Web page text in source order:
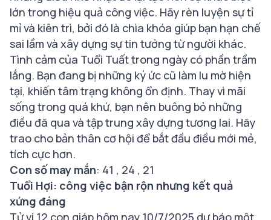
lớn trong hiệu quả công việc. Hãy rèn luyện sự tỉ
mỉ và kiên trì, bởi đó là chìa khóa giúp bạn hạn chế
sai lầm và xây dựng sự tin tưởng từ người khác.
Tình cảm của Tuổi Tuất trong ngày có phần trầm
lắng. Bạn đang bị những ký ức cũ làm lu mờ hiện
tại, khiến tâm trạng không ổn định. Thay vì mãi
sống trong quá khứ, bạn nên buông bỏ những
điều đã qua và tập trung xây dựng tương lai. Hãy
trao cho bản thân cơ hội để bắt đầu điều mới mẻ,
tích cực hơn.
Con số may mắn: 41 , 24 , 21
Tuổi Hợi: công việc bận rộn nhưng kết quả
xứng đáng
Tử vi 12 con giáp hôm nay 10/7/2025 dự báo một